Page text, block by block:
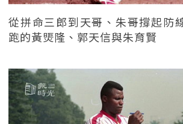
從拼命三郎到天哥、朱哥撐起防
跑的黃煚隆、郭天信與朱育賢